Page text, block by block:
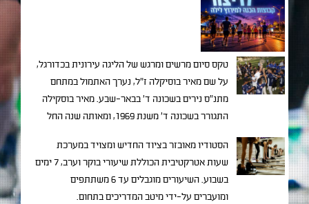
טקס סיום מרשים ומרגש של הליגה עירונית בכדורגל,
על שם מאיר בוסיקלה ז"ל, נערך האתמול במתחם
מתנ"ס נירים בשכונה ד' בבאר-שבע. מאיר בוסקילה
התגורר בשכונה ד' משנת 1969, ומאותה שנה החל
להוציא נערים ממצבי מצוקה תוך שילובם בחברה
באמצעות פרויקטים חינוכיים שונים.
הסטודיו מאובזר בציוד החדיש ומצויד במערכת
שעות אטרקטיבית הכוללת שיעורי בוקר וערב, 7 ימים
בשבוע. השיעורים מוגבלים עד 6 משתתפים
ומועברים על-ידי מיטב המדריכים בתחום.